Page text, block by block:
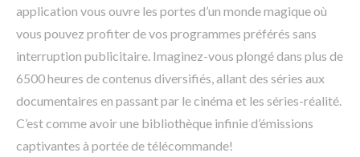
application vous ouvre les portes d’un monde magique où
vous pouvez profiter de vos programmes préférés sans
interruption publicitaire. Imaginez-vous plongé dans plus de
6500 heures de contenus diversifiés, allant des séries aux
documentaires en passant par le cinéma et les séries-réalité.
C’est comme avoir une bibliothèque infinie d’émissions
captivantes à portée de télécommande!